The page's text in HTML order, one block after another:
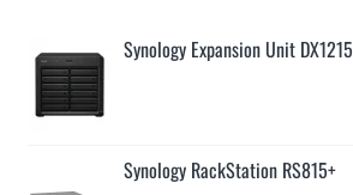
Synology Expansion Unit DX1215
Synology RackStation RS815+